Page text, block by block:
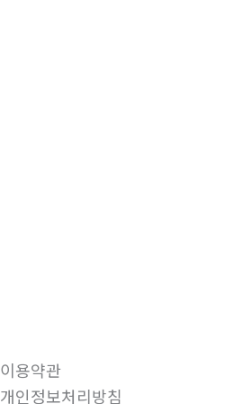
이용약관
개인정보처리방침